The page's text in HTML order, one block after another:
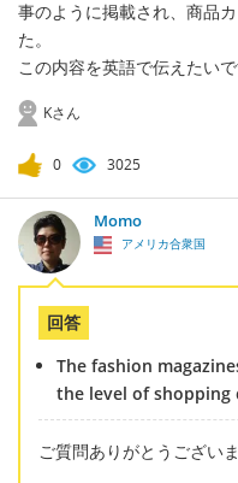
事のように掲載され、商品
た。
この内容を英語で伝えたいで
Kさん
0 3025
Momo
アメリカ合衆国
回答
The fashion
the level of shopping
ご質問ありがとうございま